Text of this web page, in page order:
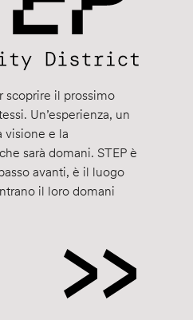
scoprire il prossimo
Un’esperienza, un
visione e la
sarà domani. STEP è
avanti, è il luogo
il loro domani